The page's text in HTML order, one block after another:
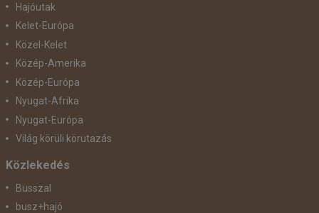
Hajóutak
Kelet-Európa
Közel-Kelet
Közép-Amerika
Közép-Európa
Nyugat-Afrika
Nyugat-Európa
Világ körüli körutazás
Közlekedés
Busszal
busz+hajó